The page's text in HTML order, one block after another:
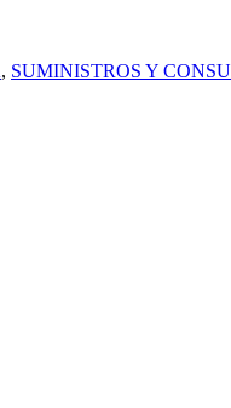
, SUMINISTROS Y